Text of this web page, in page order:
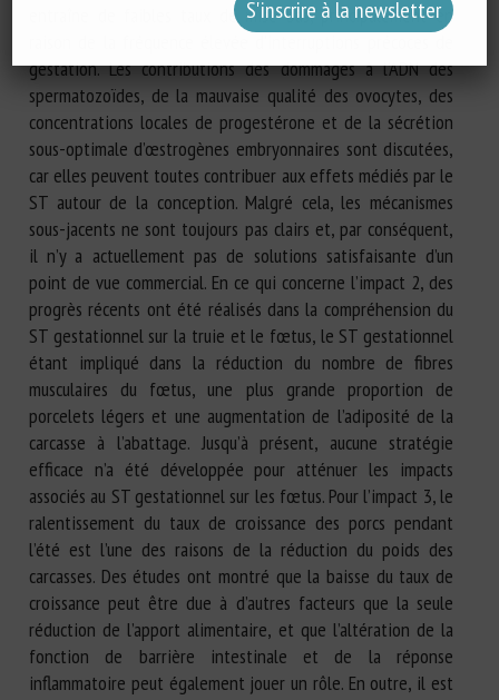
entraîne de faibles taux de mise bas, principalement en
gestation. Les contributions des dommages à l’ADN des
spermatozoïdes, de la mauvaise qualité des ovocytes, des
concentrations locales de progestérone et de la sécrétion
sous-optimale d’œstrogènes embryonnaires sont discutées,
car elles peuvent toutes contribuer aux effets médiés par le
ST autour de la conception. Malgré cela, les mécanismes
sous-jacents ne sont toujours pas clairs et, par conséquent,
il n’y a actuellement pas de solutions satisfaisante d’un
point de vue commercial. En ce qui concerne l’impact 2, des
progrès récents ont été réalisés dans la compréhension du
ST gestationnel sur la truie et le fœtus, le ST gestationnel
étant impliqué dans la réduction du nombre de fibres
musculaires du fœtus, une plus grande proportion de
porcelets légers et une augmentation de l’adiposité de la
carcasse à l’abattage. Jusqu’à présent, aucune stratégie
efficace n’a été développée pour atténuer les impacts
associés au ST gestationnel sur les fœtus. Pour l’impact 3, le
ralentissement du taux de croissance des porcs pendant
l’été est l’une des raisons de la réduction du poids des
carcasses. Des études ont montré que la baisse du taux de
croissance peut être due à d’autres facteurs que la seule
réduction de l’apport alimentaire, et que l’altération de la
fonction de barrière intestinale et de la réponse
inflammatoire peut également jouer un rôle. En outre, il est